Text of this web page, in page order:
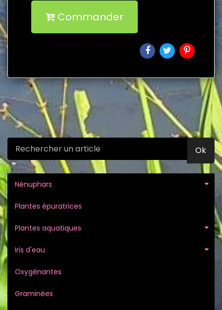
Commander
Ok
Nénuphars
Plantes épuratrices
Plantes aquatiques
Iris d'eau
Oxygénantes
Graminées